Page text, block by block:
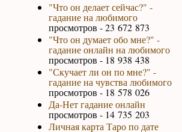
"Что он делает сейчас?" -
гадание на любимого
просмотров - 23 672 873
"Что он думает обо мне?" -
гадание онлайн на любимого
просмотров - 18 938 438
"Скучает ли он по мне?" -
гадание на чувства любимого
просмотров - 18 578 026
Да-Нет гадание онлайн
просмотров - 14 735 203
Личная карта Таро по дате